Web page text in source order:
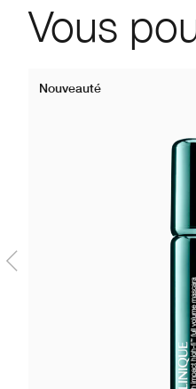
Vous
Nouveauté